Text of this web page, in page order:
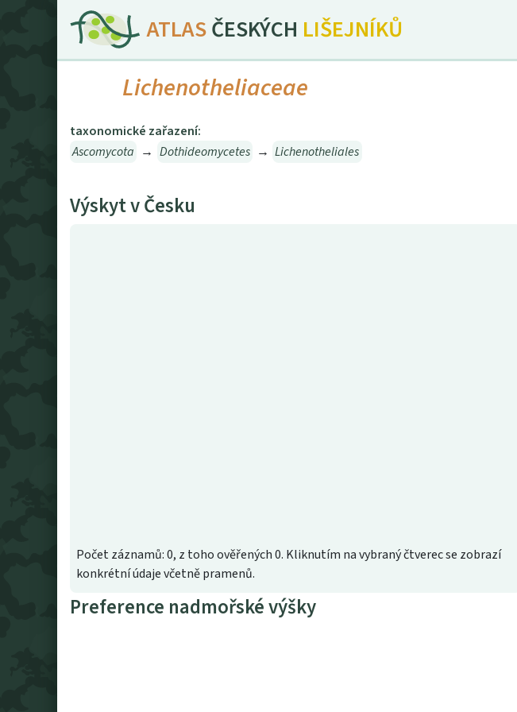
ATLASČESKÝCH LIŠEJNÍKŮ
Lichenotheliaceae
taxonomické zařazení:
Ascomycota → Dothideomycetes → Lichenotheliales
Výskyt v Česku
Počet záznamů: 0, z toho ověřených 0. Kliknutím na vybraný čtverec se zobrazí
konkrétní údaje včetně pramenů.
Preference nadmořské výšky